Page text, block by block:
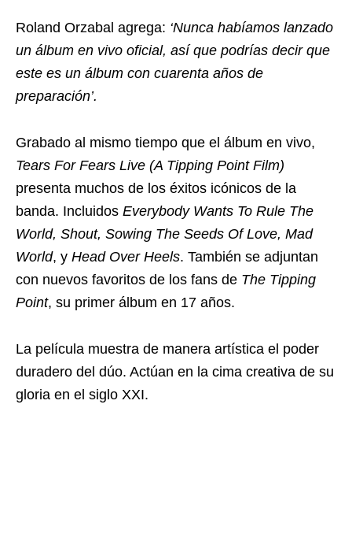
Roland Orzabal agrega: ‘Nunca habíamos lanzado
un álbum en vivo oficial, así que podrías decir que
este es un álbum con cuarenta años de
preparación’.
Grabado al mismo tiempo que el álbum en vivo,
Tears For Fears Live (A Tipping Point Film)
presenta muchos de los éxitos icónicos de la
banda. Incluidos Everybody Wants To Rule The
World, Shout, Sowing The Seeds Of Love, Mad
World, y Head Over Heels. También se adjuntan
con nuevos favoritos de los fans de The Tipping
Point, su primer álbum en 17 años.
La película muestra de manera artística el poder
duradero del dúo. Actúan en la cima creativa de su
gloria en el siglo XXI.